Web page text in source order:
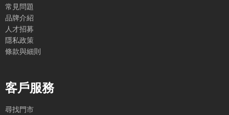
常見問題
品牌介紹
人才招募
隱私政策
條款與細則
客戶服務
尋找門市